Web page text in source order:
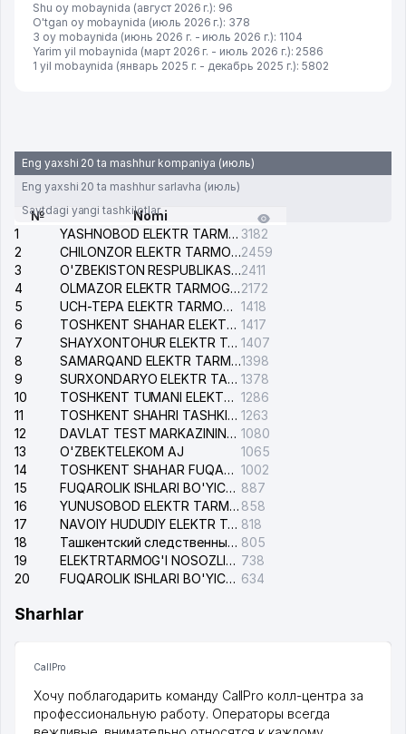
Shu oy mobaynida (август 2026 г.): 96
O'tgan oy mobaynida (июль 2026 г.): 378
3 oy mobaynida (июнь 2026 г. - июль 2026 г.): 1104
Yarim yil mobaynida (март 2026 г. - июль 2026 г.): 2586
1 yil mobaynida (январь 2025 г. - декабрь 2025 г.): 5802
Eng yaxshi 20 ta mashhur kompaniya (июль)
Eng yaxshi 20 ta mashhur sarlavha (июль)
Saytdagi yangi tashkilotlar
№
Nomi
1
YASHNOBOD ELEKTR TARMOG'I NOSOZLIKLARI XIZMATI 3182
2
CHILONZOR ELEKTR TARMOG'I NOSOZLIK XIZMATI2459
3
O'ZBEKISTON RESPUBLIKASI BOSH PROKURATURASI ISHONCH TELEFONI2411
4
OLMAZOR ELEKTR TARMOG'I NOSOZLIKLARI XIZMATI2172
5
UCH-TEPA ELEKTR TARMOG'I NOSOZLIKLARI XIZMATI 1418
6
TOSHKENT SHAHAR ELEKTR TARMOQLARI KORXONASI AJ 1417
7
SHAYXONTOHUR ELEKTR TARMOG'I NOSOZLIKLARINI TUZATISH XIZMATI 1407
8
SAMARQAND ELEKTR TARMOQLARI AJ1398
9
SURXONDARYO ELEKTR TARMOQLARI AJ 1378
10
TOSHKENT TUMANI ELEKTR TARMOG'I AVARIYA XIZMATI 1286
11
TOSHKENT SHAHRI TASHKILOT TELEFONLARI HAQIDA MA'LUMOT BYUROSI 1263
12
DAVLAT TEST MARKAZINING ISHONCH TELEFONLARI 1080
13
O'ZBEKTELEKOM AJ
1065
14
TOSHKENT SHAHAR FUQAROLIK ISHLARI BO'YICHA SUDI 1002
15
FUQAROLIK ISHLARI BO'YICHA YAKKASAROY TUMANLARARO SUDI 887
16
YUNUSOBOD ELEKTR TARMOG'I NOSOZLIKLARI XIZMATI 858
17
NAVOIY HUDUDIY ELEKTR TARMOQLARI KORXONASI AJ 818
18
Ташкентский следственный изолятор 805
19
ELEKTRTARMOG'I NOSOZLIKLARINI TO'ZATISH SERGELI XIZMATI 738
20
FUQAROLIK ISHLARI BO'YICHA UCH-TEPA TUMANI SUDI 634
Sharhlar
CallPro
Хочу поблагодарить команду CallPro колл-центра за
профессиональную работу. Операторы всегда